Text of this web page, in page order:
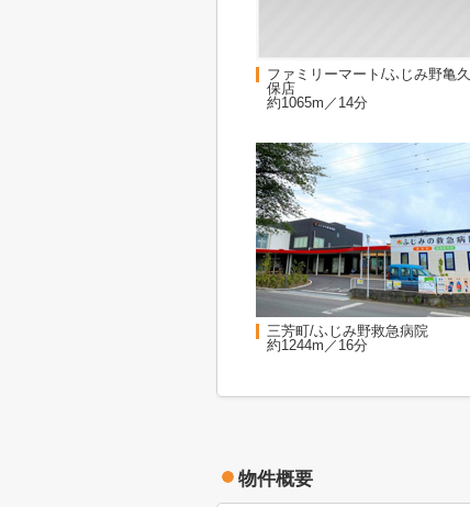
ファミリーマート/ふじみ野亀久
保店
約1065m／14分
三芳町/ふじみ野救急病院
約1244m／16分
物件概要